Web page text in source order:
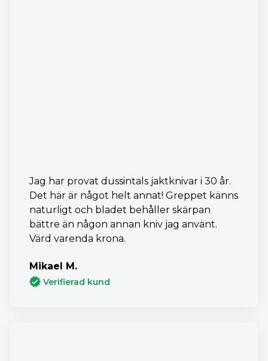
Jag har provat dussintals jaktknivar i 30 år.
Det här är något helt annat! Greppet känns
naturligt och bladet behåller skärpan
bättre än någon annan kniv jag använt.
Värd varenda krona.
Mikael M.
Verifierad kund